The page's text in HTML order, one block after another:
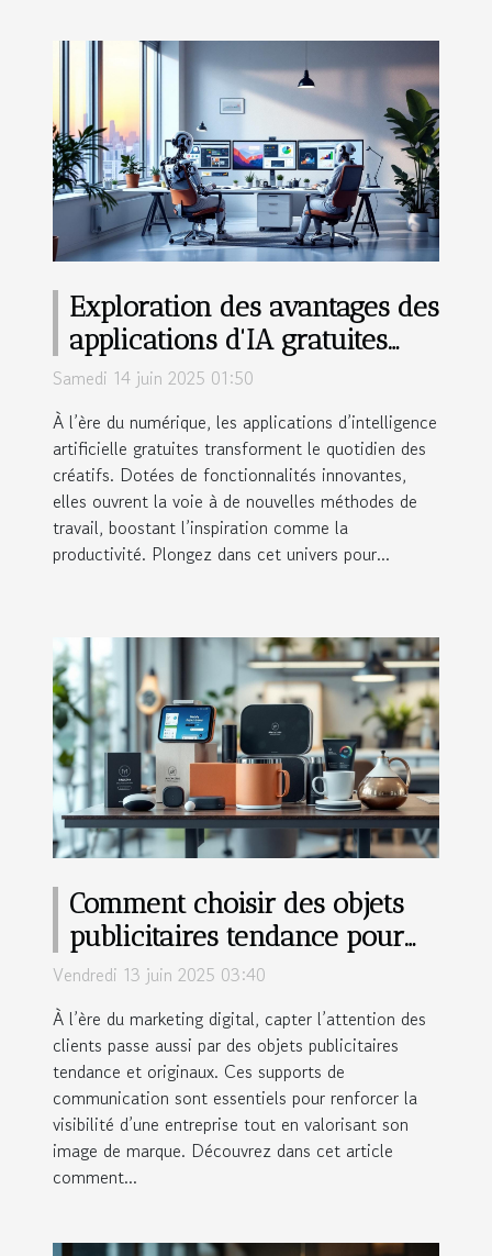
Exploration des avantages des
applications d'IA gratuites
pour les créatifs
Samedi 14 juin 2025 01:50
À l’ère du numérique, les applications d’intelligence
artificielle gratuites transforment le quotidien des
créatifs. Dotées de fonctionnalités innovantes,
elles ouvrent la voie à de nouvelles méthodes de
travail, boostant l’inspiration comme la
productivité. Plongez dans cet univers pour...
Comment choisir des objets
publicitaires tendance pour
booster votre entreprise
Vendredi 13 juin 2025 03:40
À l’ère du marketing digital, capter l’attention des
clients passe aussi par des objets publicitaires
tendance et originaux. Ces supports de
communication sont essentiels pour renforcer la
visibilité d’une entreprise tout en valorisant son
image de marque. Découvrez dans cet article
comment...